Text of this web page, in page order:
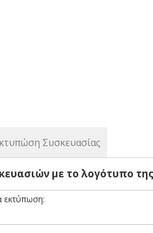
παραλληλόγραμμο κουτί clam shell
προκειμένου να παρέχει
με τρόφιμα.
Συσκευασίας
με το λογότυπο
εκτύπωση: